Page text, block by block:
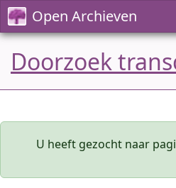
Open Archieven
Doorzoek
U heeft gezocht naar